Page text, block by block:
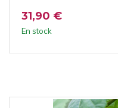
31,90 €
En stock